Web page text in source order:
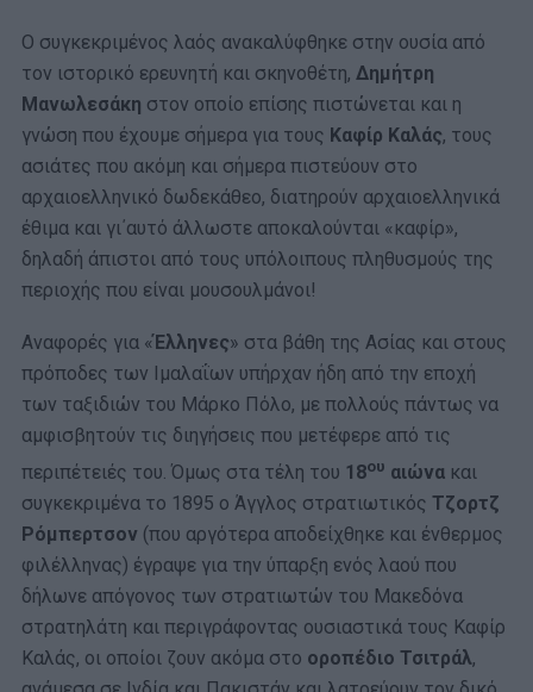
Ο συγκεκριμένος λαός ανακαλύφθηκε στην ουσία από
τον ιστορικό ερευνητή και σκηνοθέτη, Δημήτρη
Μανωλεσάκη στον οποίο επίσης πιστώνεται και η
γνώση που έχουμε σήμερα για τους Καφίρ Καλάς, τους
ασιάτες που ακόμη και σήμερα πιστεύουν στο
αρχαιοελληνικό δωδεκάθεο, διατηρούν αρχαιοελληνικά
έθιμα και γι΄αυτό άλλωστε αποκαλούνται «καφίρ»,
δηλαδή άπιστοι από τους υπόλοιπους πληθυσμούς της
περιοχής που είναι μουσουλμάνοι!
Αναφορές για «Έλληνες» στα βάθη της Ασίας και στους
πρόποδες των Ιμαλαΐων υπήρχαν ήδη από την εποχή
των ταξιδιών του Μάρκο Πόλο, με πολλούς πάντως να
αμφισβητούν τις διηγήσεις που μετέφερε από τις
περιπέτειές του. Όμως στα τέλη του 18ου αιώνα και
συγκεκριμένα το 1895 ο Άγγλος στρατιωτικός Τζορτζ
Ρόμπερτσον (που αργότερα αποδείχθηκε και ένθερμος
φιλέλληνας) έγραψε για την ύπαρξη ενός λαού που
δήλωνε απόγονος των στρατιωτών του Μακεδόνα
στρατηλάτη και περιγράφοντας ουσιαστικά τους Καφίρ
Καλάς, οι οποίοι ζουν ακόμα στο οροπέδιο Τσιτράλ,